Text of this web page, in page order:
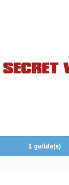
1 guilde(s)